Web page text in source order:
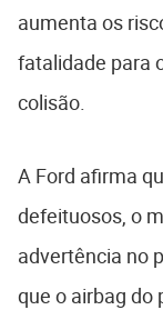
aumenta os
fatalidade para
colisão.
A Ford afirma
defeituosos, o
advertência no
que o airbag do